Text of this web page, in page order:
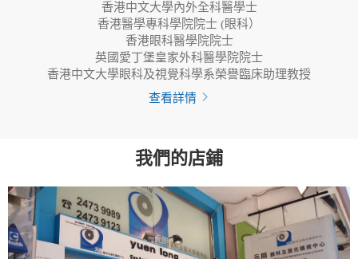
香港中文大學內外全科醫學士
香港醫學專科學院院士 (眼科）
香港眼科醫學院院士
英國愛丁堡皇家外科醫學院院士
香港中文大學眼科及視覺科學系榮譽臨床助理教授
查看詳情
我們的店鋪